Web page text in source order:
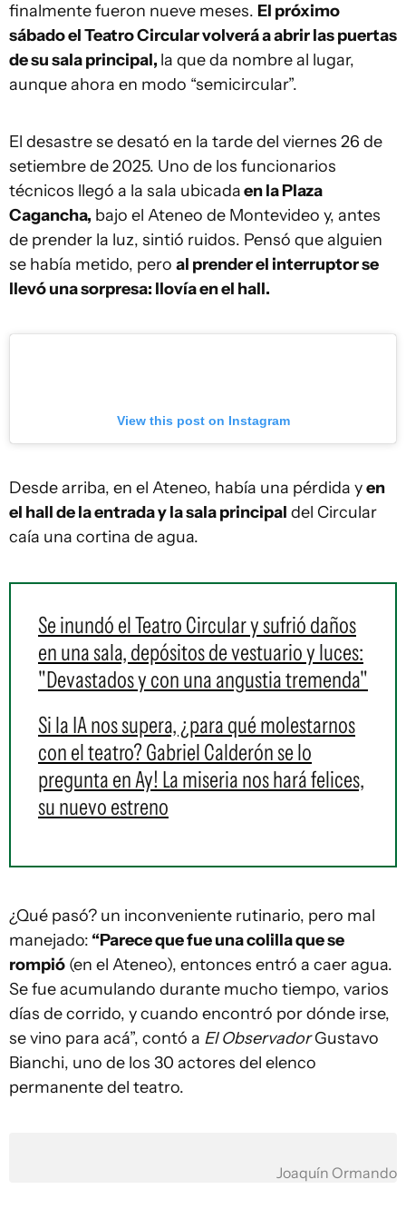
finalmente fueron nueve meses. El próximo
sábado el Teatro Circular volverá a abrir las puertas
de su sala principal, la que da nombre al lugar,
aunque ahora en modo “semicircular”.
El desastre se desató en la tarde del viernes 26 de
setiembre de 2025. Uno de los funcionarios
técnicos llegó a la sala ubicadaen la Plaza
Cagancha, bajo el Ateneo de Montevideo y, antes
de prender la luz, sintió ruidos. Pensó que alguien
se había metido, pero al prender el interruptor se
llevó una sorpresa: llovía en el hall.
View this post on Instagram
Desde arriba, en el Ateneo, había una pérdida yen
el hall de la entrada y la sala principal del Circular
caía una cortina de agua.
Se inundó el Teatro Circular y sufrió daños
en una sala, depósitos de vestuario y luces:
"Devastados y con una angustia tremenda"
Si la IA nos supera, ¿para qué molestarnos
con el teatro? Gabriel Calderón se lo
pregunta en Ay! La miseria nos hará felices,
su nuevo estreno
¿Qué pasó? un inconveniente rutinario, pero mal
manejado: “Parece que fue una colilla que se
rompió (en el Ateneo), entonces entró a caer agua.
Se fue acumulando durante mucho tiempo, varios
días de corrido, y cuando encontró por dónde irse,
se vino para acá”, contó a El ObservadorGustavo
Bianchi, uno de los 30 actores del elenco
permanente del teatro.
Joaquín Ormando